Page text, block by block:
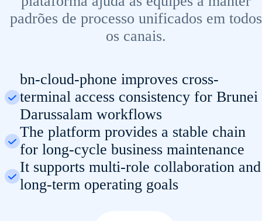
padrões de processo unificados em todos
os canais.
bn-cloud-phone improves cross-
terminal access consistency for Brunei
Darussalam workflows
The platform provides a stable chain
for long-cycle business maintenance
It supports multi-role collaboration and
long-term operating goals